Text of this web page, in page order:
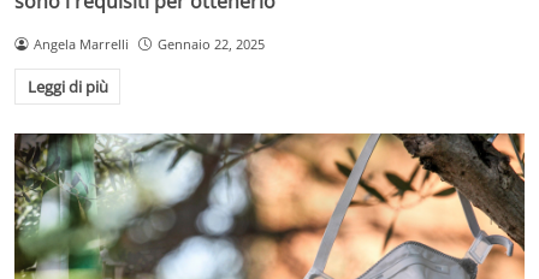
Angela Marrelli Gennaio 22, 2025
Leggi di più